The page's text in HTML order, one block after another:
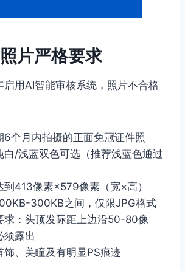
片严格要求
启用AI智能审核系统，照片不合格
6个月内拍摄的正面免冠证件照
白/浅蓝双色可选（推荐浅蓝色通过
到413像素×579像素（宽×高）
300KB之间，仅限JPG格式
求：头顶发际距上边沿50-80像
须露出
饰、美瞳及有明显PS痕迹